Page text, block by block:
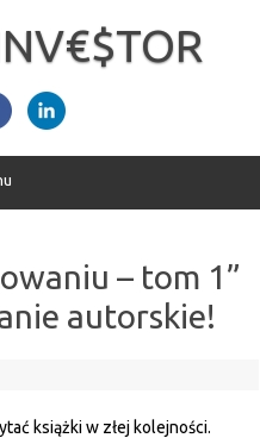
– tom 1”
autorskie!
książki w złej kolejności.